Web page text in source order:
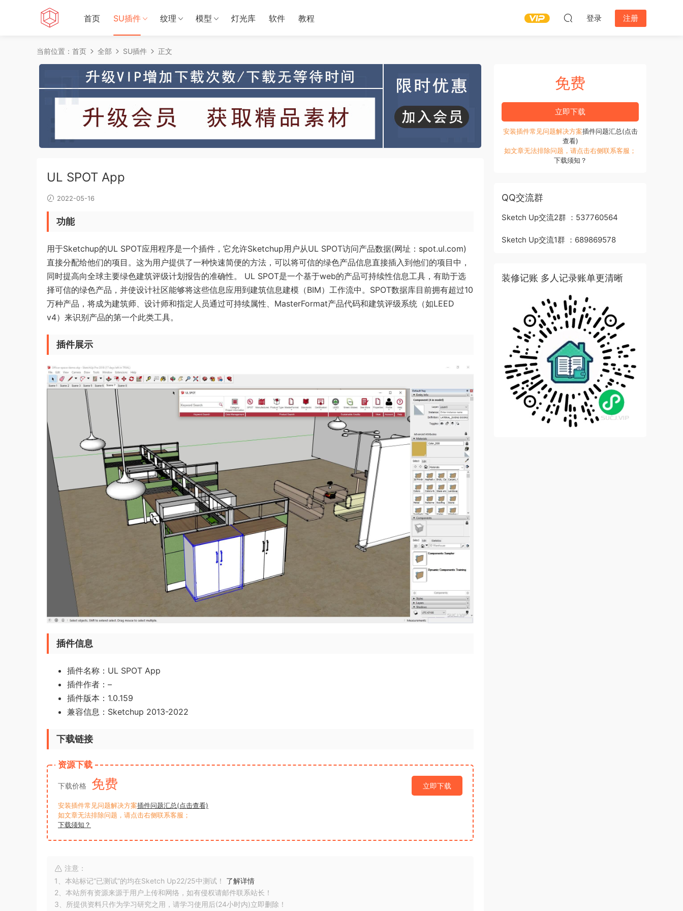
首页 SU插件 纹理 模型 灯光库 软件 教程 登录 注册
当前位置： 首页 全部 SU插件 正文
UL SPOT App
2022-05-16
功能
用于Sketchup的UL SPOT应用程序是一个插件，它允许Sketchup用户从UL SPOT访问产品数据(网址：spot.ul.com)
直接分配给他们的项目。这为用户提供了一种快速简便的方法，可以将可信的绿色产品信息直接插入到他们的项目中，
同时提高向全球主要绿色建筑评级计划报告的准确性。 UL SPOT是一个基于web的产品可持续性信息工具，有助于选
择可信的绿色产品，并使设计社区能够将这些信息应用到建筑信息建模（BIM）工作流中。SPOT数据库目前拥有超过10
万种产品，将成为建筑师、设计师和指定人员通过可持续属性、MasterFormat产品代码和建筑评级系统（如LEED
v4）来识别产品的第一个此类工具。
插件展示
插件信息
插件名称：UL SPOT App
插件作者：–
插件版本：1.0.159
兼容信息：Sketchup 2013-2022
下载链接
资源下载
下载价格 免费 立即下载
安装插件常见问题解决方案插件问题汇总(点击查看)
如文章无法排除问题，请点击右侧联系客服；
下载须知？
注意：
1、本站标记“已测试”的均在Sketch Up22/25中测试！ 了解详情
2、本站所有资源来源于用户上传和网络，如有侵权请邮件联系站长！
3、所提供资料只作为学习研究之用，请学习使用后(24小时内)立即删除！
免费
立即下载
安装插件常见问题解决方案插件问题汇总(点击
查看)
如文章无法排除问题，请点击右侧联系客服；
下载须知？
QQ交流群
Sketch Up交流2群 ：537760564
Sketch Up交流1群 ：689869578
装修记账 多人记录账单更清晰